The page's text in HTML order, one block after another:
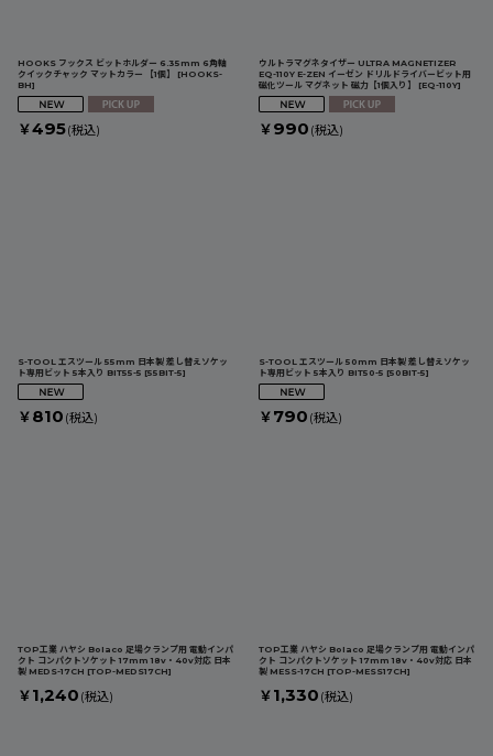
HOOKS フックス ビットホルダー 6.35mm 6角軸
クイックチャック マットカラー 【1個】
[HOOKS-
BH]
￥495(税込)
ウルトラマグネタイザー ULTRA MAGNETIZER
EQ-110Y E-ZEN イーゼン ドリルドライバービット用
磁化ツール マグネット 磁力【1個入り】
[EQ-110Y]
￥ 990 (税込)
S-TOOL エスツール 55mm 日本製 差し替えソケッ
ト専用ビット 5本入り BIT55-5 [55BIT-5]
￥ 810 (税込)
S-TOOL エスツール 50mm 日本製 差し替えソケッ
ト専用ビット 5本入り BIT50-5 [50BIT-5]
￥ 790 (税込)
TOP工業 ハヤシ Bolaco 足場クランプ用 電動インパ
クト コンパクトソケット 17mm 18v・40v対応 日本
製 MEDS-17CH [TOP-MEDS17CH]
￥ 1,240 (税込)
TOP工業 ハヤシ Bolaco 足場クランプ用 電動インパ
クト コンパクトソケット 17mm 18v・40v対応 日本
製 MESS-17CH [TOP-MESS17CH]
￥ 1,330 (税込)